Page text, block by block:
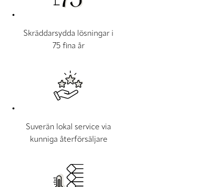
Skräddarsydda lösningar i
75 fina år
Suverän lokal service via
kunniga återförsäljare